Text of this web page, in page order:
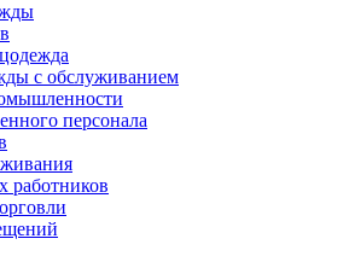
с обслуживанием
персонала
работников